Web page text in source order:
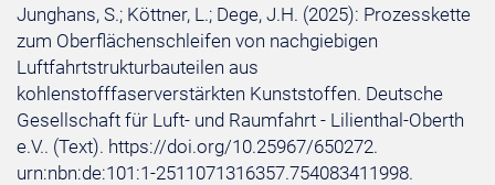
Junghans, S.; Köttner, L.; Dege, J.H. (2025): Prozesskette
zum Oberflächenschleifen von nachgiebigen
Luftfahrtstrukturbauteilen aus
kohlenstofffaserverstärkten Kunststoffen. Deutsche
Gesellschaft für Luft- und Raumfahrt - Lilienthal-Oberth
e.V.. (Text). https://doi.org/10.25967/650272.
urn:nbn:de:101:1-2511071316357.754083411998.